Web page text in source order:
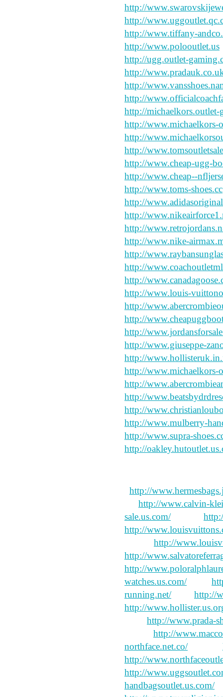
http://
http://
http://www.tiffany-
http://www.polooutlet.us
http://ugg.outlet-
http://
http://
http://
http://michaelkors.outlet-
http://www.michaelkors-
http://
http://
http://www.cheap-ugg-
http://www.cheap--
http://www.toms-shoes.cc
http://
http://
http://
http://www.nike-
http://
http://
http://
http://www.louis-
http://
http://
http://
http://www.giuseppe-
http://
http://www.michaelkors-
http://
http://
http://
http://www.mulberry-
http://www.supra-
http://
http://
http://www.calvin-
sale.us.com/canopy
http://
http://
http://
http://
watches.us.com/long,
running.net/have http://
http://
http://www.prada-
http://
northface.net.co/tendons
http://
http://
handbagsoutlet.us.com/